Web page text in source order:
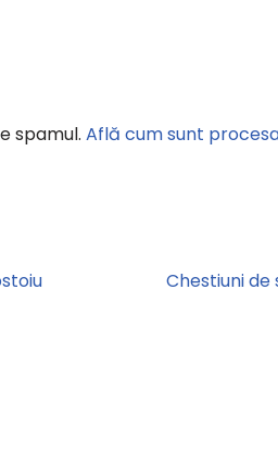
spamul. Află cum sunt
Chestiuni de